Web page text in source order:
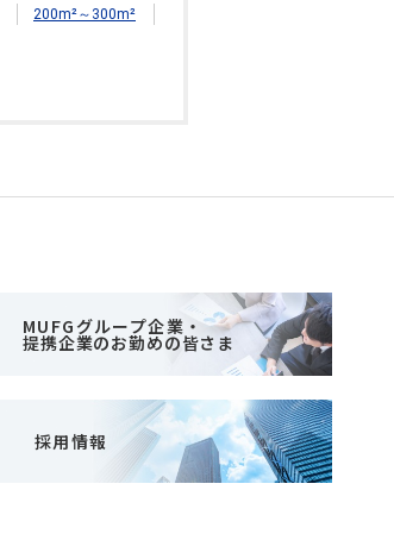
200m²～300m²
MUFGグループ企業・
提携企業のお勤めの皆さま
採用情報